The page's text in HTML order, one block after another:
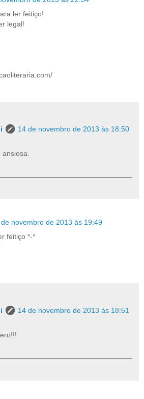
ler feitiço!
legal!
14 de novembro de 2013 às 18:50
novembro de 2013 às 19:49
feitiço *-*
14 de novembro de 2013 às 18:51